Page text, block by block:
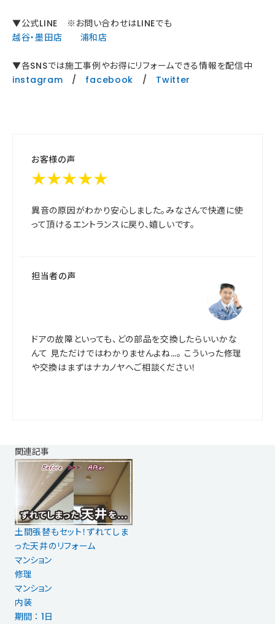
▼公式LINE ※お問い合わせはLINEでも
越谷・墨田店
浦和店
▼各SNSでは施工事例やお得にリフォームできる情報を配信中
instagram / facebook / Twitter
お客様の声
★★★★★
異音の原因がわかり安心しました。みなさんで快適に使
って頂けるエントランスに戻り、嬉しいです。
担当者の声
ドアの故障といっても、どの部品を交換したらいいかな
んて 見ただけではわかりませんよね…。 こういった修理
や交換はまずはナカノヤへご相談ください！
関連記事
土間張替もセット！ずれてしま
った天井のリフォーム
マンション
修理
マンション
内装
期間 ： 1日